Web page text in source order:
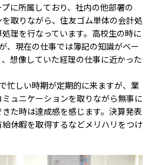
に所属しており、社内の他部署の
取りながら、住友ゴム単体の会計処
理を行なっています。高校生の時に
、現在の仕事では簿記の知識がベー
想像していた経理の仕事に近かった
忙しい時期が定期的に来ますが、業
ュニケーションを取りながら無事に
た時は達成感を感じます。決算発表
休暇を取得するなどメリハリをつけ